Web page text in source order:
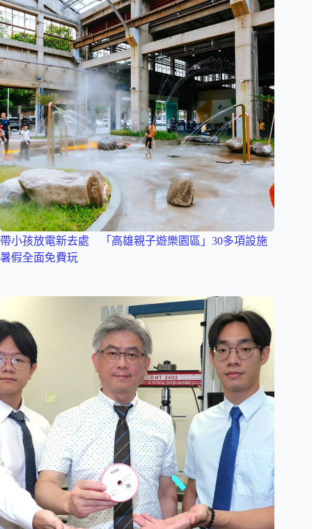
帶小孩放電新去處 「高雄親子遊樂園區」30多項設施
暑假全面免費玩